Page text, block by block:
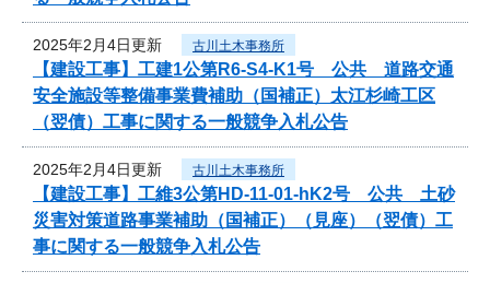
2025年2月4日更新 古川土木事務所
【建設工事】工建1公第R6-S4-K1号 公共 道路交通
安全施設等整備事業費補助（国補正）太江杉崎工区
（翌債）工事に関する一般競争入札公告
2025年2月4日更新 古川土木事務所
【建設工事】工維3公第HD-11-01-hK2号 公共 土砂
災害対策道路事業補助（国補正）（見座）（翌債）工
事に関する一般競争入札公告